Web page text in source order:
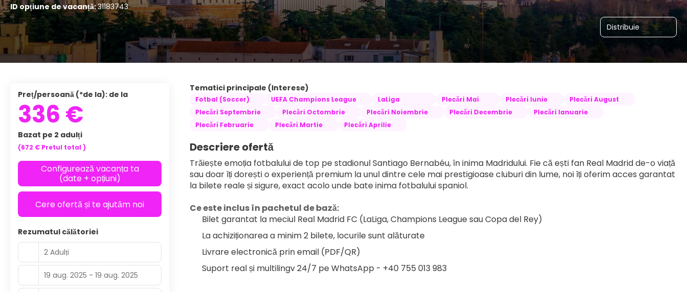
ID opțiune de vacanță:31183743
Distribuie
Tematici principale (Interese)
Fotbal (Soccer) UEFA Champions League LaLiga Plecări Mai Plecări Iunie
Plecări August
Plecări Septembrie
Plecări Octombrie Plecări Noiembrie Plecări Decembrie
Plecări Ianuarie
Plecări Februarie
Plecări Martie Plecări Aprilie
Descriere ofertă
Trăiește emoția fotbalului de top pe stadionul Santiago Bernabéu, în inima Madridului. Fie că ești fan Real Madrid de-o viață
sau doar îți dorești o experiență premium la unul dintre cele mai prestigioase cluburi din lume, noi îți oferim acces garantat
la bilete reale și sigure, exact acolo unde bate inima fotbalului spaniol.
Ce este inclus în pachetul de bază:
Bilet garantat la meciul Real Madrid FC (LaLiga, Champions League sau Copa del Rey)
La achiziționarea a minim 2 bilete, locurile sunt alăturate
Livrare electronică prin email (PDF/QR)
Suport real și multilingv 24/7 pe WhatsApp - +40 755 013 983
Preț/persoană (*de la): de la
336 €
Bazat pe 2 adulți
(672 € Pretul total )
Configurează vacanța ta
(date + opțiuni)
Cere ofertă și te ajutăm noi
Rezumatul călătoriei
2 Adulți
19 aug. 2025 - 19 aug. 2025